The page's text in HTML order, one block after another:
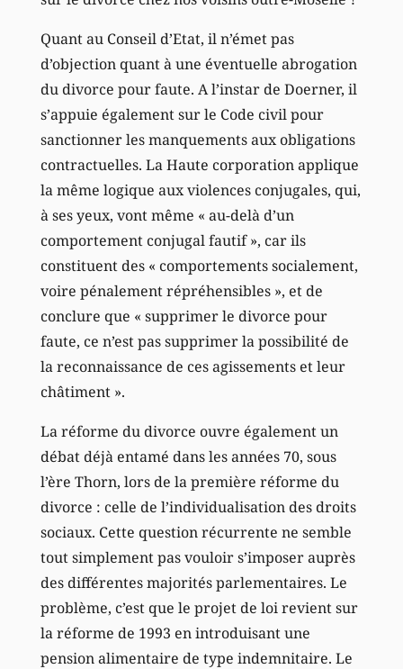
Quant au Conseil d’Etat, il n’émet pas
d’objection quant à une éventuelle abrogation
du divorce pour faute. A l’instar de Doerner, il
s’appuie également sur le Code civil pour
sanctionner les manquements aux obligations
contractuelles. La Haute corporation applique
la même logique aux violences conjugales, qui,
à ses yeux, vont même « au-delà d’un
comportement conjugal fautif », car ils
constituent des « comportements socialement,
voire pénalement répréhensibles », et de
conclure que « supprimer le divorce pour
faute, ce n’est pas supprimer la possibilité de
la reconnaissance de ces agissements et leur
châtiment ».
La réforme du divorce ouvre également un
débat déjà entamé dans les années 70, sous
l’ère Thorn, lors de la première réforme du
divorce : celle de l’individualisation des droits
sociaux. Cette question récurrente ne semble
tout simplement pas vouloir s’imposer auprès
des différentes majorités parlementaires. Le
problème, c’est que le projet de loi revient sur
la réforme de 1993 en introduisant une
pension alimentaire de type indemnitaire. Le